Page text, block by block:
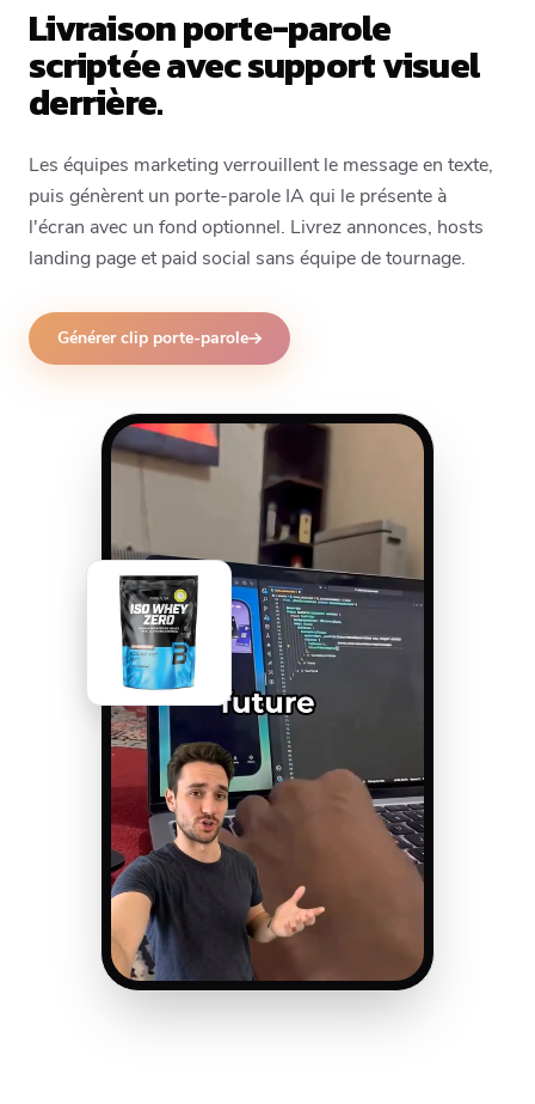
Livraison porte-parole
scriptée avec support visuel
derrière.
Les équipes marketing verrouillent le message en texte,
puis génèrent un porte-parole IA qui le présente à
l'écran avec un fond optionnel. Livrez annonces, hosts
landing page et paid social sans équipe de tournage.
Générer clip porte-parole